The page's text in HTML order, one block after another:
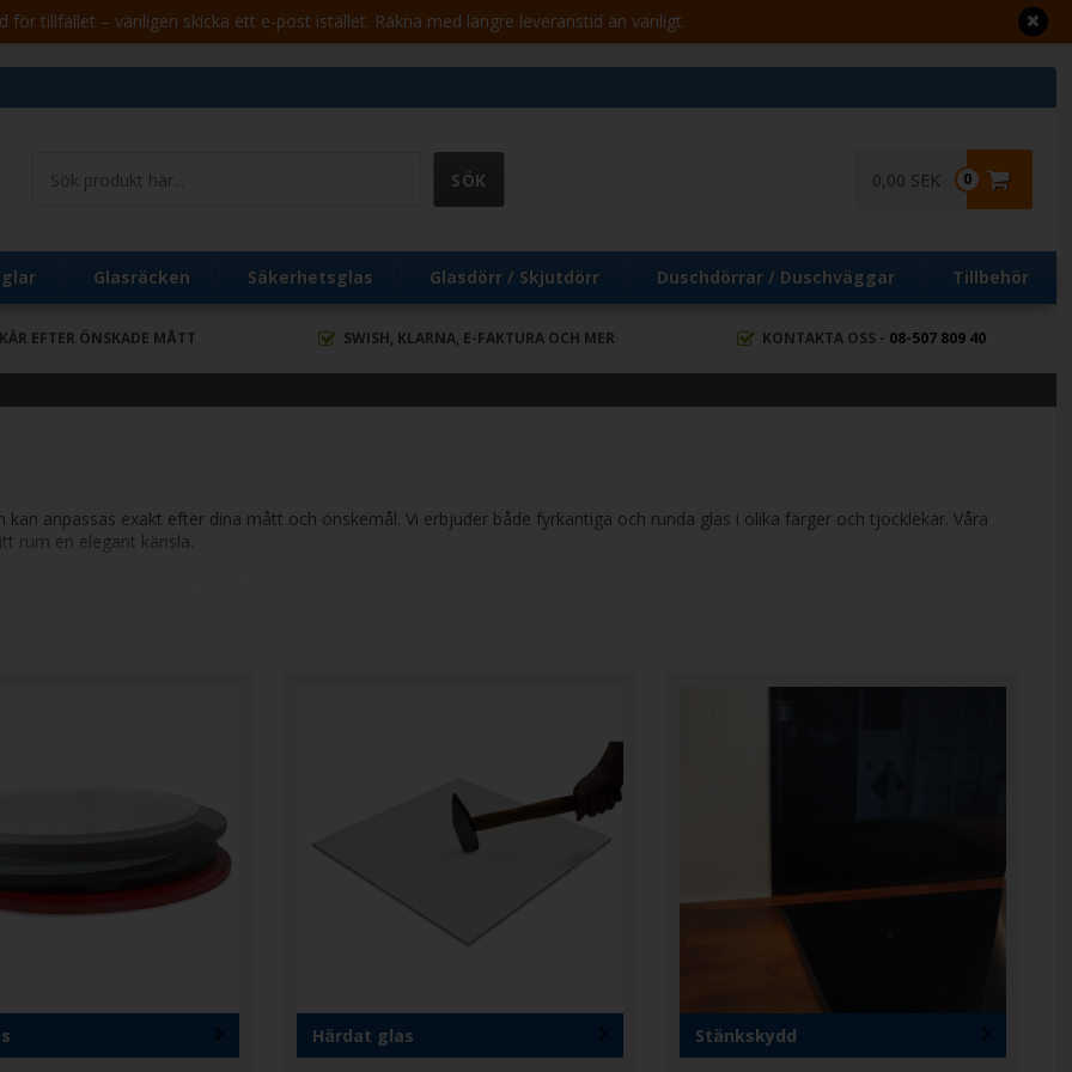
för tillfället – vänligen skicka ett e-post istället. Räkna med längre leveranstid än vanligt.
0
0,00 SEK
Glasräcken Säkerhetsglas Glasdörr / Skjutdörr Duschdörrar / Duschväggar Tillbehör
EFTER ÖNSKADE MÅTT SWISH, KLARNA, E-FAKTURA OCH MER KONTAKTA OSS - 08-507 809 40
kan anpassas exakt efter dina mått och önskemål. Vi erbjuder både fyrkantiga och runda glas i olika färger och tjocklekar. Våra
rum en elegant känsla.
Härdat glas Stänkskydd